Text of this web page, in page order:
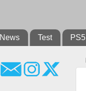
News Test PS5